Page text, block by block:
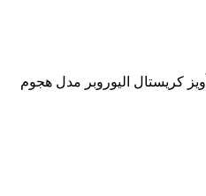
آویز کریستال الیوروبر مدل هجوم